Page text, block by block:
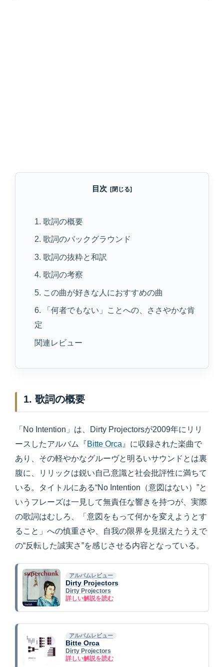
目次
1. 歌詞の概要
2. 歌詞のバックグラウンド
3. 歌詞の抜粋と和訳
4. 歌詞の考察
5. この曲が好きな人におすすめの曲
6. 「何者でもない」ことへの、ささやかな肯
定
関連レビュー
1. 歌詞の概要
「No Intention」は、Dirty Projectorsが2009年にリリ
ースしたアルバム『Bitte Orca 』に収録された楽曲で
あり、その軽やかなグルーヴと明るいサウンドとは裏
腹に、リリックは鋭い自己意識と社会批評性に満ちて
いる。タイトルにある“No Intention（意図はない）”と
いうフレーズは一見して無責任な響きを持つが、実際
の歌詞はむしろ、「意図をもって何かを変えようとす
ること」への慎重さや、自我の限界を見据えたうえで
の“反転した誠実さ”を感じさせる内容となっている。
アルバムレビュー
Dirty Projectors
Dirty Projectors
詳しい解説を読む
アルバムレビュー
Bitte Orca
Dirty Projectors
詳しい解説を読む